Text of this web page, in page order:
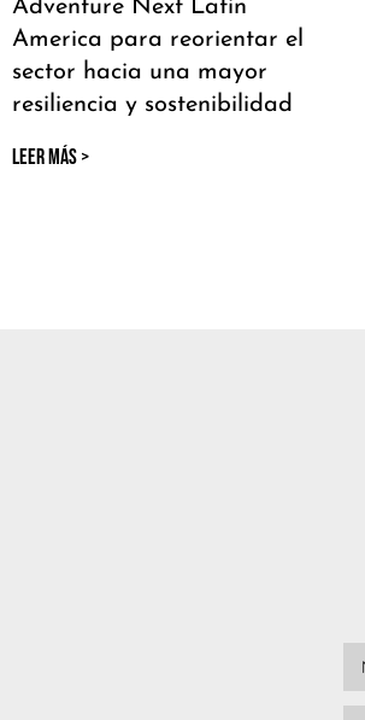
Adventure Next Latin
America para reorientar el
sector hacia una mayor
resiliencia y sostenibilidad
LEER MÁS >